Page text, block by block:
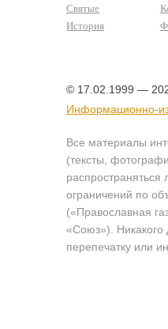
Святые
История
© 17.02.1999 —
Информационно-
Все материалы
(тексты,
ограничений по
(«Православная
«Союз»). Никакого
перепечатку или